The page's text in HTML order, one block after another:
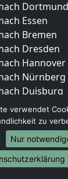
Dortmund
Essen
Bremen
Dresden
Hannover
Nürnberg
Duisburg
Bochum
Wuppertal
Bielefeld
Bonn
Münster
verwendet
zu
Nur